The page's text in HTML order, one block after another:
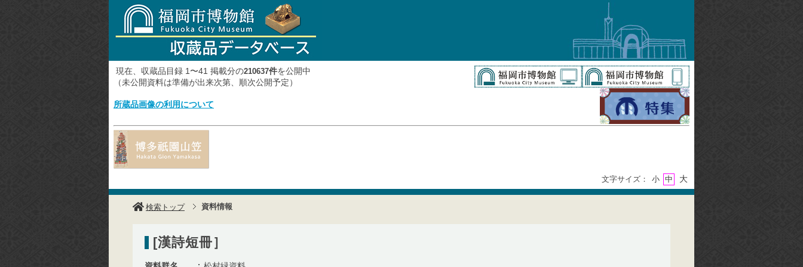
現在、収蔵品目録 1〜41 掲載分の210637件を公開中
（未公開資料は準備が出来次第、順次公開予定）
所蔵品画像の利用について
文字サイズ： 小 中 大
検索トップ 資料情報
[漢詩短冊］